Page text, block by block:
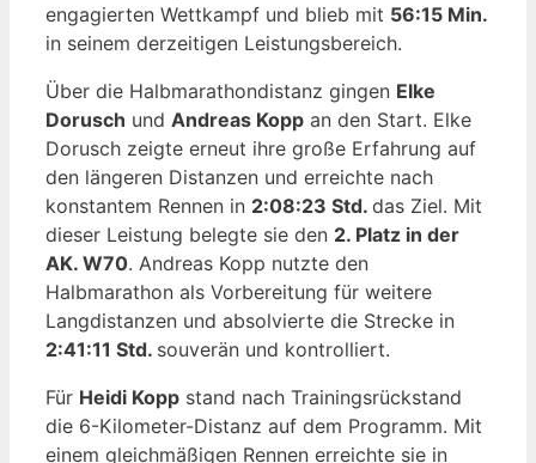
engagierten Wettkampf und blieb mit 56:15 Min.
in seinem derzeitigen Leistungsbereich.
Über die Halbmarathondistanz gingen Elke
Dorusch und Andreas Kopp an den Start. Elke
Dorusch zeigte erneut ihre große Erfahrung auf
den längeren Distanzen und erreichte nach
konstantem Rennen in 2:08:23 Std. das Ziel. Mit
dieser Leistung belegte sie den 2. Platz in der
AK. W70. Andreas Kopp nutzte den
Halbmarathon als Vorbereitung für weitere
Langdistanzen und absolvierte die Strecke in
2:41:11 Std. souverän und kontrolliert.
Für Heidi Kopp stand nach Trainingsrückstand
die 6-Kilometer-Distanz auf dem Programm. Mit
einem gleichmäßigen Rennen erreichte sie in